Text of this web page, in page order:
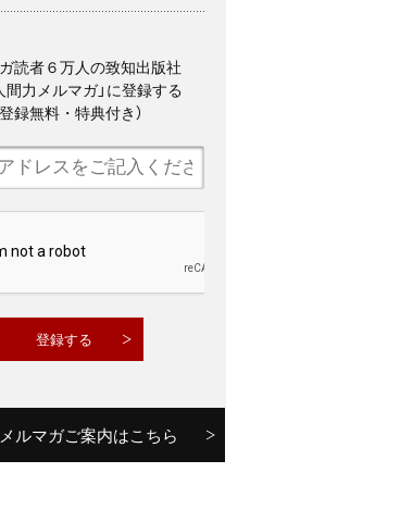
読者６万人の致知出版社
間力メルマガ」に登録する
登録無料・特典付き）
ルマガご案内はこちら